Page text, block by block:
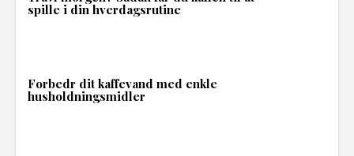
spille i din hverdagsrutine
Forbedr dit kaffevand med enkle
husholdningsmidler